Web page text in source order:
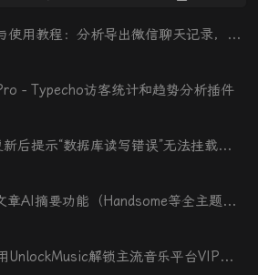
评
文
WeFlow 安装与使用教程：分析导出微信聊天记录，生成可视化年度报告
- Typecho访客统计和趋势分析插件
解决飞牛nas更新后提示“数据库读写错误”无法挂载硬盘
Typecho添加文章AI摘要功能（Handsome等全主题适配）
最新教程：使用UnlockMusic解锁主流音乐平台VIP歌曲的加密保护